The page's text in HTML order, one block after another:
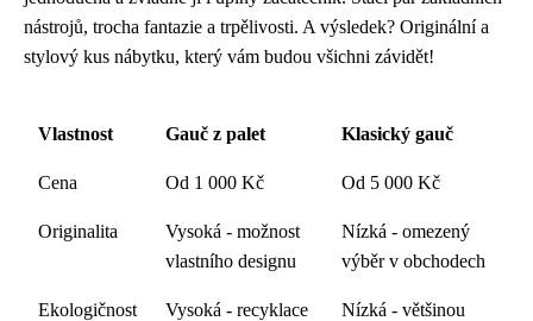
nástrojů, trocha fantazie a trpělivosti. A výsledek? Originální a
stylový kus nábytku, který vám budou všichni závidět!
Vlastnost Gauč z palet Klasický gauč
Cena Od 1 000 Kč Od 5 000 Kč
Originalita
Vysoká - možnost
vlastního designu
Nízká - omezený
výběr v obchodech
Ekologičnost
Vysoká - recyklace
Nízká - většinou